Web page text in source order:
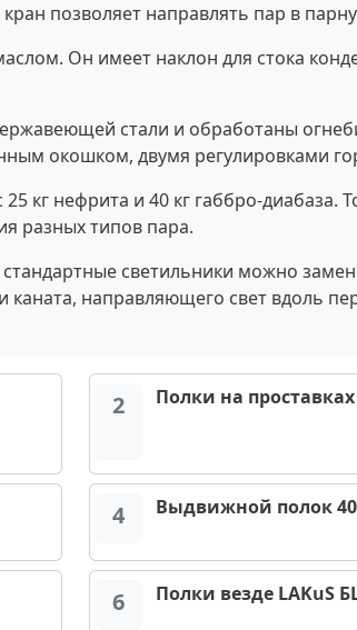
позволяет направлять пар в
Он имеет наклон для стока
стали и обработаны
окошком, двумя регулировками
кг нефрита и 40 кг габбро-диабаза.
разных типов пара.
светильники можно
направляющего свет вдоль
2 Полки на
4 Выдвижной полок
6 Полки везде LAKuS